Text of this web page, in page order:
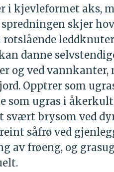
i kjevleformet aks,
skjer
danne
og ved vannkanter,
Opptrer som
som ugras i
svært brysom ved
såfrø ved
av frøeng, og